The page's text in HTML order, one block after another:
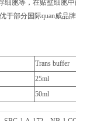
细胞等，在贴壁细胞中的
于部分国际quan威品牌而
Trans buffer
25ml
50ml